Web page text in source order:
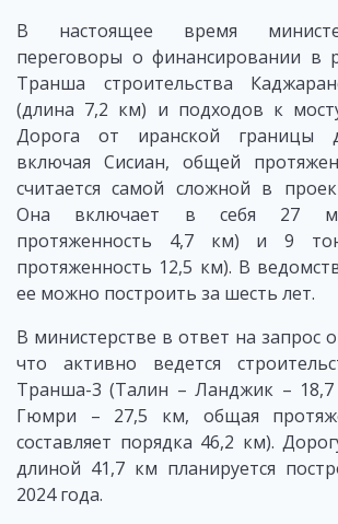
В настоящее время
переговоры о финансировании в
Транша строительства
(длина 7,2 км) и подходов к
Дорога от иранской границы
включая Сисиан, общей
считается самой сложной в
Она включает в себя 27
протяженность 4,7 км) и 9
протяженность 12,5 км). В
ее можно построить за шесть лет.
В министерстве в ответ на запрос
что активно ведется
Транша-3 (Талин – Ланджик –
Гюмри – 27,5 км, общая
составляет порядка 46,2 км).
длиной 41,7 км планируется
2024 года.